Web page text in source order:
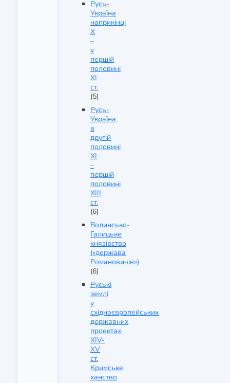
Русь-
Україна
наприкінці
X
–
у
першій
половині
XI
ст.
(5)
Русь-
Україна
в
другій
половині
ХІ
–
першій
половині
ХІІІ
ст.
(6)
Волинсько-
Галицьке
князівство
(«держава
Романовичів»)
(6)
Руські
землі
у
східноєвропейських
державних
проектах
XIV-
XV
ст.
Кримське
ханство